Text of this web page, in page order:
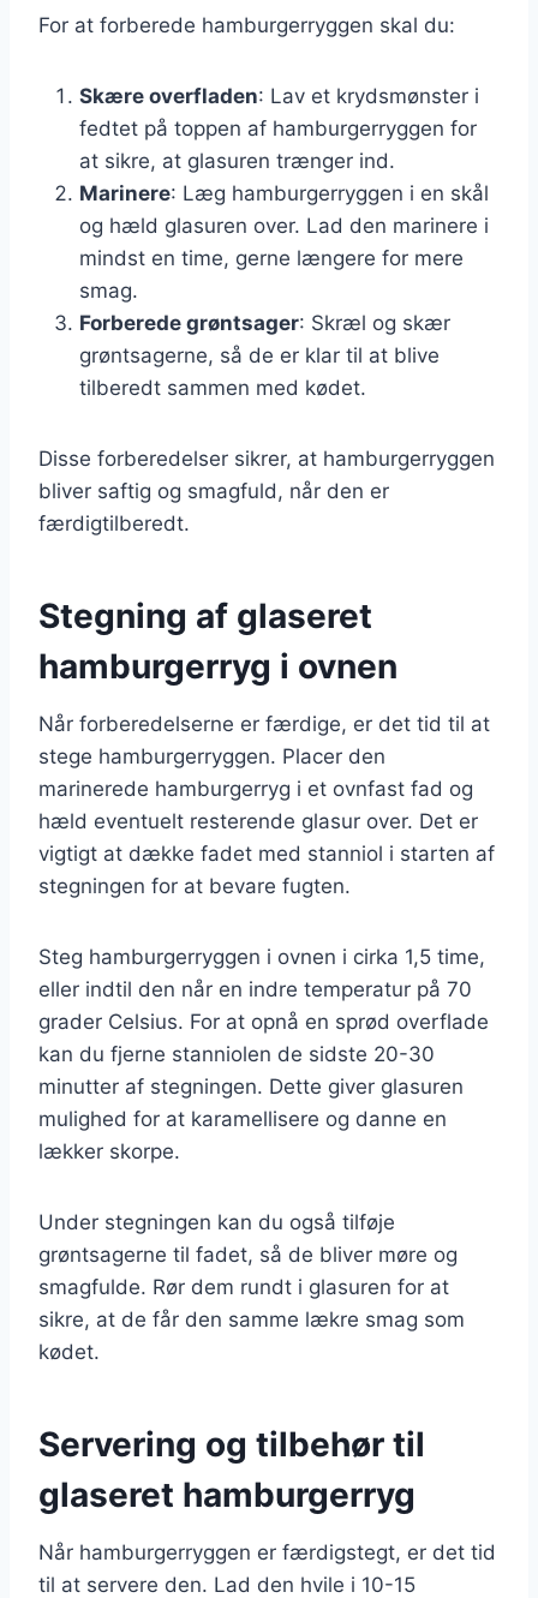
For at forberede hamburgerryggen skal du:
Skære overfladen: Lav et krydsmønster i
fedtet på toppen af hamburgerryggen for
at sikre, at glasuren trænger ind.
Marinere: Læg hamburgerryggen i en skål
og hæld glasuren over. Lad den marinere i
mindst en time, gerne længere for mere
smag.
Forberede grøntsager: Skræl og skær
grøntsagerne, så de er klar til at blive
tilberedt sammen med kødet.
Disse forberedelser sikrer, at hamburgerryggen
bliver saftig og smagfuld, når den er
færdigtilberedt.
Stegning af glaseret
hamburgerryg i ovnen
Når forberedelserne er færdige, er det tid til at
stege hamburgerryggen. Placer den
marinerede hamburgerryg i et ovnfast fad og
hæld eventuelt resterende glasur over. Det er
vigtigt at dække fadet med stanniol i starten af
stegningen for at bevare fugten.
Steg hamburgerryggen i ovnen i cirka 1,5 time,
eller indtil den når en indre temperatur på 70
grader Celsius. For at opnå en sprød overflade
kan du fjerne stanniolen de sidste 20-30
minutter af stegningen. Dette giver glasuren
mulighed for at karamellisere og danne en
lækker skorpe.
Under stegningen kan du også tilføje
grøntsagerne til fadet, så de bliver møre og
smagfulde. Rør dem rundt i glasuren for at
sikre, at de får den samme lækre smag som
kødet.
Servering og tilbehør til
glaseret hamburgerryg
Når hamburgerryggen er færdigstegt, er det tid
til at servere den. Lad den hvile i 10-15